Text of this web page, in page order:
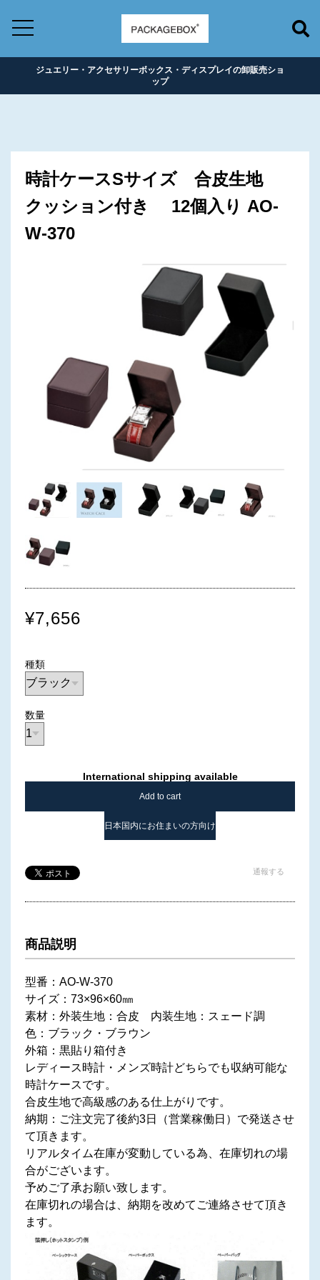
ジュエリー・アクセサリーボックス・ディスプレイの卸販売ショ
ップ
時計ケースSサイズ 合皮生地
クッション付き 12個入り AO-
W-370
¥7,656
種類
数量
International shipping available
Add to cart
日本国内にお住まいの方向け
通報する
商品説明
型番：AO-W-370
サイズ：73×96×60㎜
素材：外装生地：合皮 内装生地：スェード調
色：ブラック・ブラウン
外箱：黒貼り箱付き
レディース時計・メンズ時計どちらでも収納可能な
時計ケースです。
合皮生地で高級感のある仕上がりです。
納期：ご注文完了後約3日（営業稼働日）で発送させ
て頂きます。
リアルタイム在庫が変動している為、在庫切れの場
合がございます。
予めご了承お願い致します。
在庫切れの場合は、納期を改めてご連絡させて頂き
ます。